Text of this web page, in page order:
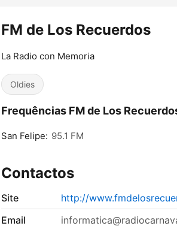
FM de Los Recuerdos
La Radio con Memoria
Oldies
Frequências FM de Los
San Felipe: 95.1 FM
Contactos
Site
http://
Email